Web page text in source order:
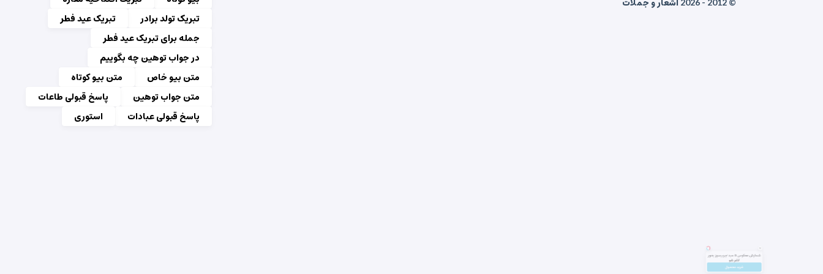
تبریک تولد برادر
تبریک عید فطر
جمله برای تبریک عید فطر
در جواب توهین چه بگوییم
متن بیو خاص
متن بیو کوتاه
متن جواب توهین
پاسخ قبولی طاعات
پاسخ قبولی عبادات
استوری
شمارش معکوس تا عید!چربیسوز بخور
لاغر شو